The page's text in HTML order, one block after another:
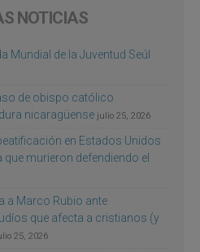
NOTICIAS
Mundial de la Juventud Seúl
de obispo católico
nicaragüense julio 25, 2026
en Estados Unidos
murieron defendiendo el
a Marco Rubio ante
que afecta a cristianos (y
25, 2026